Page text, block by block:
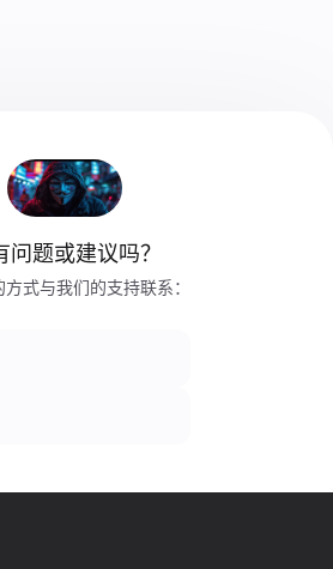
问题或建议吗？
方式与我们的支持联系：